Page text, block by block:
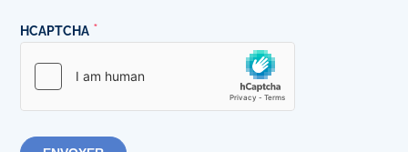
HCAPTCHA